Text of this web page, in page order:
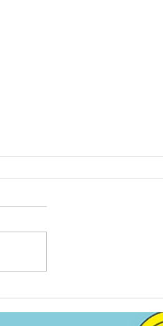
クリスマスプレゼントをお探